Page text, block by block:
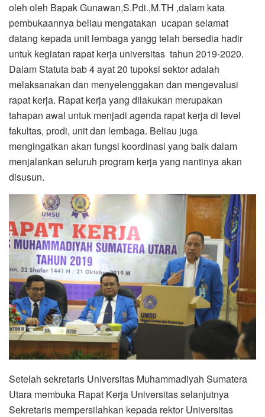
oleh oleh Bapak Gunawan,S.Pdi.,M.TH ,dalam kata
pembukaannya beliau mengatakan ucapan selamat
datang kepada unit lembaga yangg telah bersedia hadir
untuk kegiatan rapat kerja universitas tahun 2019-2020.
Dalam Statuta bab 4 ayat 20 tupoksi sektor adalah
melaksanakan dan menyelenggakan dan mengevalusi
rapat kerja. Rapat kerja yang dilakukan merupakan
tahapan awal untuk menjadi agenda rapat kerja di level
fakultas, prodi, unit dan lembaga. Beliau juga
mengingatkan akan fungsi koordinasi yang baik dalam
menjalankan seluruh program kerja yang nantinya akan
disusun.
Setelah sekretaris Universitas Muhammadiyah Sumatera
Utara membuka Rapat Kerja Universitas selanjutnya
Sekretaris mempersilahkan kepada rektor Universitas